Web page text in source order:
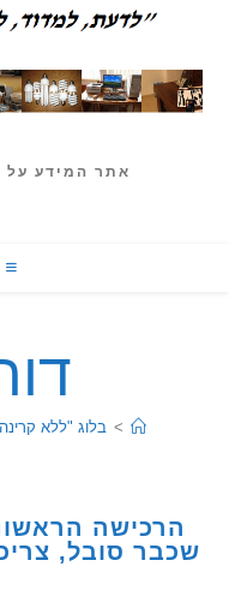
אתר המידע על קרינה
תפריט
דור
בלוג "ללא קרינה בשבילך" 2026 -2020
הראשונה
סובל, צריכה